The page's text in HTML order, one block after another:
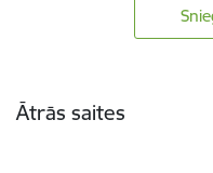
Ātrās saites